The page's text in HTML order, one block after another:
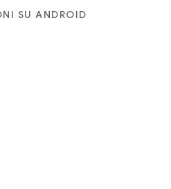
SU ANDROID